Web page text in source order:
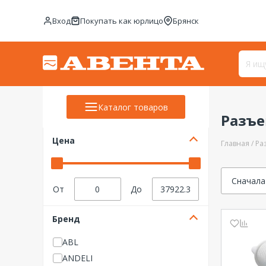
Вход Покупать как юрлицо Брянск
Каталог товаров
Цена
От До
Бренд
ABL
ANDELI
Главная